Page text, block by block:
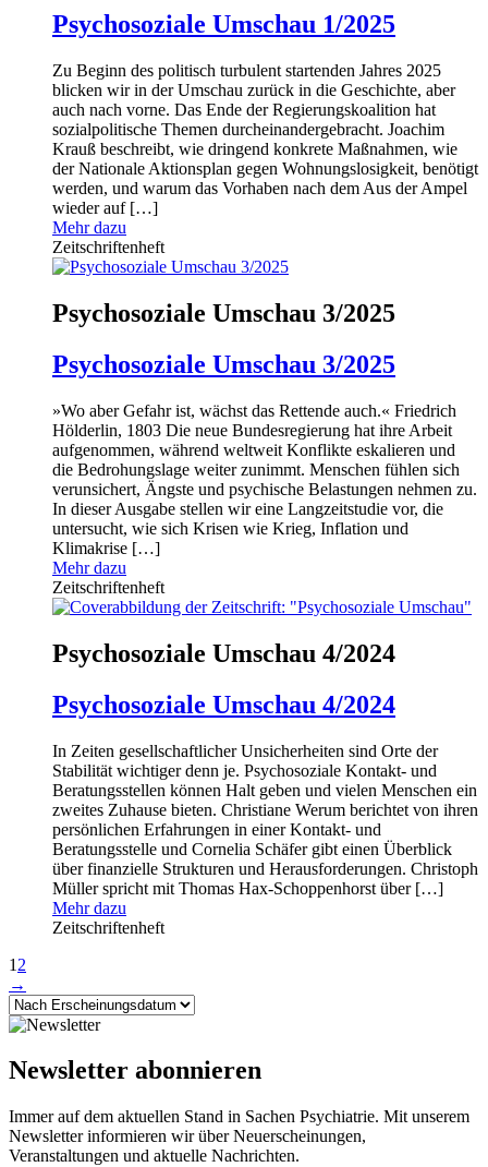
Psychosoziale Umschau 1/2025
Zu Beginn des politisch turbulent startenden Jahres 2025
blicken wir in der Umschau zurück in die Geschichte, aber
auch nach vorne. Das Ende der Regierungskoalition hat
sozialpolitische Themen durcheinandergebracht. Joachim
Krauß beschreibt, wie dringend konkrete Maßnahmen, wie
der Nationale Aktionsplan gegen Wohnungslosigkeit, benötigt
werden, und warum das Vorhaben nach dem Aus der Ampel
wieder auf […]
Mehr dazu
Zeitschriftenheft
Psychosoziale Umschau 3/2025
Psychosoziale Umschau 3/2025
»Wo aber Gefahr ist, wächst das Rettende auch.« Friedrich
Hölderlin, 1803 Die neue Bundesregierung hat ihre Arbeit
aufgenommen, während weltweit Konflikte eskalieren und
die Bedrohungslage weiter zunimmt. Menschen fühlen sich
verunsichert, Ängste und psychische Belastungen nehmen zu.
In dieser Ausgabe stellen wir eine Langzeitstudie vor, die
untersucht, wie sich Krisen wie Krieg, Inflation und
Klimakrise […]
Mehr dazu
Zeitschriftenheft
Psychosoziale Umschau 4/2024
Psychosoziale Umschau 4/2024
In Zeiten gesellschaftlicher Unsicherheiten sind Orte der
Stabilität wichtiger denn je. Psychosoziale Kontakt- und
Beratungsstellen können Halt geben und vielen Menschen ein
zweites Zuhause bieten. Christiane Werum berichtet von ihren
persönlichen Erfahrungen in einer Kontakt- und
Beratungsstelle und Cornelia Schäfer gibt einen Überblick
über finanzielle Strukturen und Herausforderungen. Christoph
Müller spricht mit Thomas Hax-Schoppenhorst über […]
Mehr dazu
Zeitschriftenheft
1 2
→
Newsletter abonnieren
Immer auf dem aktuellen Stand in Sachen Psychiatrie. Mit unserem
Newsletter informieren wir über Neuerscheinungen,
Veranstaltungen und aktuelle Nachrichten.